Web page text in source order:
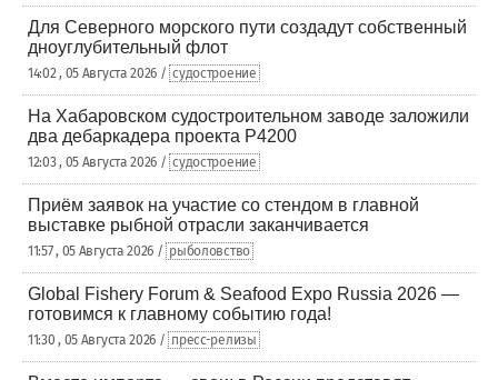
Для Северного морского пути создадут собственный
дноуглубительный флот
14:02 , 05 Августа 2026 / судостроение
На Хабаровском судостроительном заводе заложили
два дебаркадера проекта Р4200
12:03 , 05 Августа 2026 / судостроение
Приём заявок на участие со стендом в главной
выставке рыбной отрасли заканчивается
11:57 , 05 Августа 2026 / рыболовство
Global Fishery Forum & Seafood Expo Russia 2026 —
готовимся к главному событию года!
11:30 , 05 Августа 2026 / пресс-релизы